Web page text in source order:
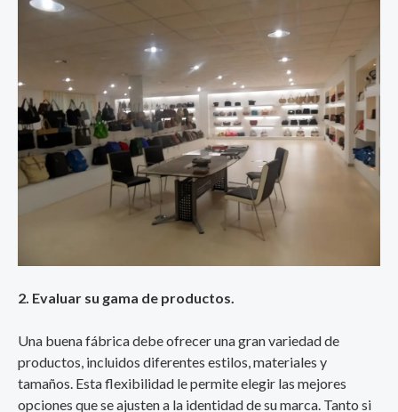
2. Evaluar su gama de productos.
Una buena fábrica debe ofrecer una gran variedad de
productos, incluidos diferentes estilos, materiales y
tamaños. Esta flexibilidad le permite elegir las mejores
opciones que se ajusten a la identidad de su marca. Tanto si